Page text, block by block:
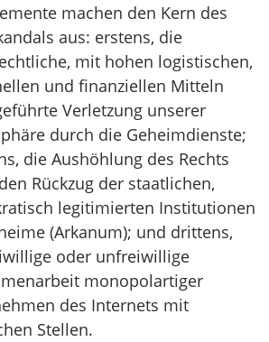
machen den Kern des
aus: erstens, die
mit hohen logistischen,
und finanziellen Mitteln
Verletzung unserer
durch die Geheimdienste;
die Aushöhlung des Rechts
Rückzug der staatlichen,
legitimierten Institutionen
(Arkanum); und drittens,
oder unfreiwillige
monopolartiger
des Internets mit
Stellen.